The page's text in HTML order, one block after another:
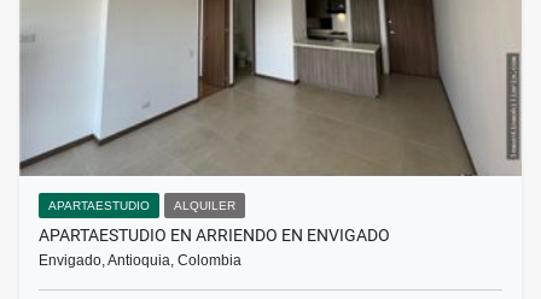
APARTAESTUDIO ALQUILER
APARTAESTUDIO EN ARRIENDO EN ENVIGADO
Envigado, Antioquia, Colombia